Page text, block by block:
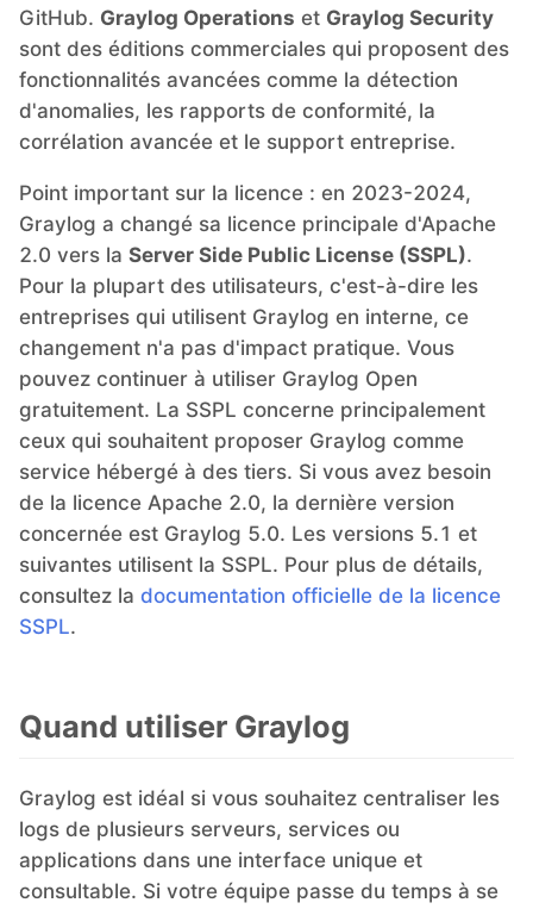
GitHub. Graylog Operations et Graylog Security
sont des éditions commerciales qui proposent des
fonctionnalités avancées comme la détection
d'anomalies, les rapports de conformité, la
corrélation avancée et le support entreprise.
Point important sur la licence : en 2023-2024,
Graylog a changé sa licence principale d'Apache
2.0 vers la Server Side Public License (SSPL).
Pour la plupart des utilisateurs, c'est-à-dire les
entreprises qui utilisent Graylog en interne, ce
changement n'a pas d'impact pratique. Vous
pouvez continuer à utiliser Graylog Open
gratuitement. La SSPL concerne principalement
ceux qui souhaitent proposer Graylog comme
service hébergé à des tiers. Si vous avez besoin
de la licence Apache 2.0, la dernière version
concernée est Graylog 5.0. Les versions 5.1 et
suivantes utilisent la SSPL. Pour plus de détails,
consultez la documentation officielle de la licence
SSPL.
Quand utiliser Graylog
Graylog est idéal si vous souhaitez centraliser les
logs de plusieurs serveurs, services ou
applications dans une interface unique et
consultable. Si votre équipe passe du temps à se